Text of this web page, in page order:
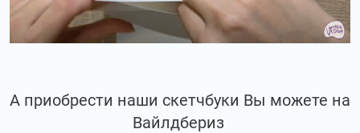
А приобрести наши скетчбуки Вы можете на
Вайлдбериз